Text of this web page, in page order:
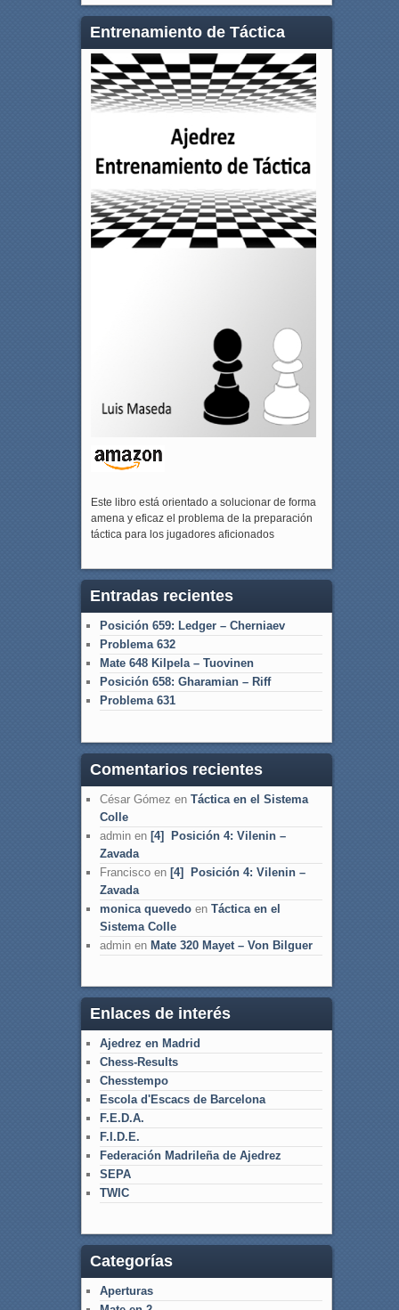
Entrenamiento de Táctica
Este libro está orientado a solucionar de forma
amena y eficaz el problema de la preparación
táctica para los jugadores aficionados
Entradas recientes
Posición 659: Ledger – Cherniaev
Problema 632
Mate 648 Kilpela – Tuovinen
Posición 658: Gharamian – Riff
Problema 631
Comentarios recientes
César Gómez en Táctica en el Sistema
Colle
adminen [4] Posición 4: Vilenin –
Zavada
Franciscoen [4] Posición 4: Vilenin –
Zavada
monica quevedoen Táctica en el
Sistema Colle
adminen Mate 320 Mayet – Von Bilguer
Enlaces de interés
Ajedrez en Madrid
Chess-Results
Chesstempo
Escola d'Escacs de Barcelona
F.E.D.A.
F.I.D.E.
Federación Madrileña de Ajedrez
SEPA
TWIC
Categorías
Aperturas